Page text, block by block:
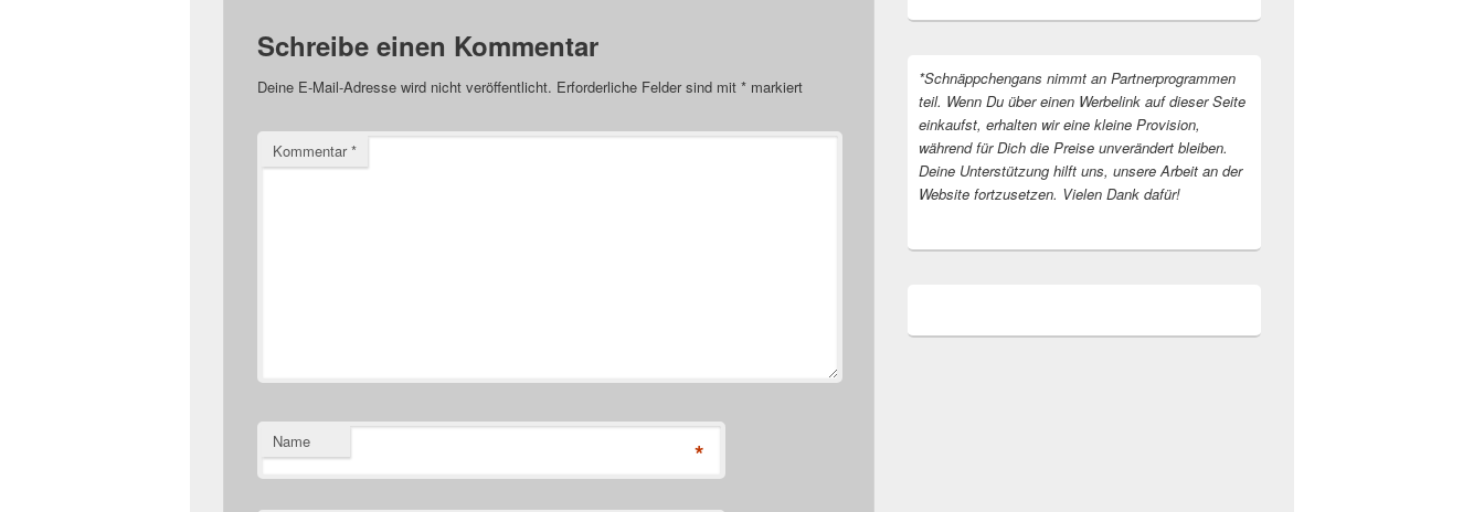
Schreibe einen Kommentar
Deine E-Mail-Adresse wird nicht veröffentlicht. Erforderliche Felder sind mit * markiert
Kommentar*
Name *
*Schnäppchengans nimmt an Partnerprogrammen
teil. Wenn Du über einen Werbelink auf dieser Seite
einkaufst, erhalten wir eine kleine Provision,
während für Dich die Preise unverändert bleiben.
Deine Unterstützung hilft uns, unsere Arbeit an der
Website fortzusetzen. Vielen Dank dafür!